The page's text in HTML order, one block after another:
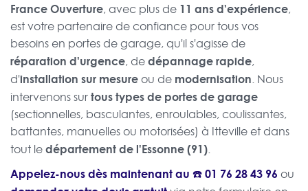
France Ouverture, avec plus de 11 ans d'expérience,
est votre partenaire de confiance pour tous vos
besoins en portes de garage, qu'il s'agisse de
réparation d'urgence, dedépannage rapide,
d'installation sur mesureou de modernisation. Nous
intervenons surtous types de portes de garage
(sectionnelles, basculantes, enroulables, coulissantes,
battantes, manuelles ou motorisées) à Itteville et dans
tout ledépartement de l'Essonne (91).
Appelez-nous dès maintenant au ☎️01 76 28 43 96 ou